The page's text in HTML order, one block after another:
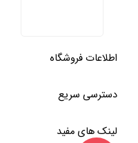
اطلاعات فروشگاه
دسترسی سریع
لینک های مفید